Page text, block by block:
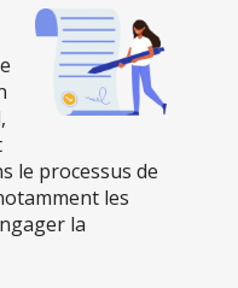
le processus de
les
la